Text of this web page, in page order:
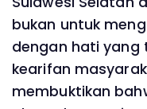
bukan untuk
dengan hati yang
kearifan
membuktikan